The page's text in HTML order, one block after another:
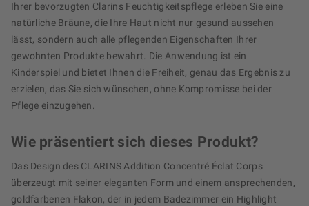
Ihrer bevorzugten Clarins Feuchtigkeitspflege erleben Sie eine
natürliche Bräune, die Ihre Haut nicht nur gesund aussehen
lässt, sondern auch alle pflegenden Eigenschaften Ihrer
gewohnten Produkte bewahrt. Die Anwendung ist ein
Kinderspiel und bietet Ihnen die Freiheit, genau das Ergebnis zu
erzielen, das Sie sich wünschen, ohne Kompromisse bei der
Pflege einzugehen.
Wie präsentiert sich dieses Produkt?
Das Design des CLARINS Addition Concentré Éclat Corps
überzeugt mit seiner eleganten Form und einem ansprechenden,
goldfarbenen Flakon, der in jedem Badezimmer ein Highlight